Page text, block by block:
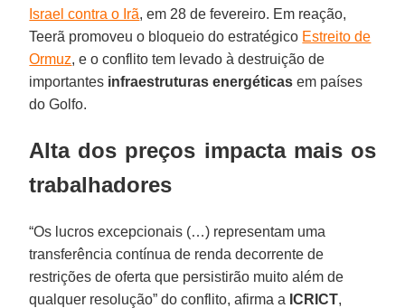
Israel contra o Irã, em 28 de fevereiro. Em reação,
Teerã promoveu o bloqueio do estratégico Estreito de
Ormuz, e o conflito tem levado à destruição de
importantes infraestruturas energéticas em países
do Golfo.
Alta dos preços impacta mais os
trabalhadores
“Os lucros excepcionais (…) representam uma
transferência contínua de renda decorrente de
restrições de oferta que persistirão muito além de
qualquer resolução” do conflito, afirma a ICRICT,